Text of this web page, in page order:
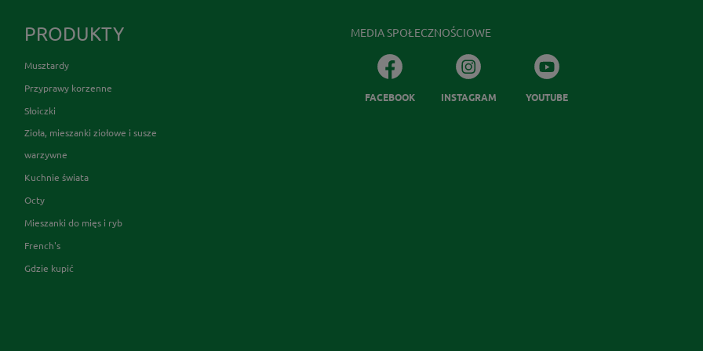
PRODUKTY
Musztardy
Przyprawy korzenne
Słoiczki
Zioła, mieszanki ziołowe i susze
warzywne
Kuchnie świata
Octy
Mieszanki do mięs i ryb
French's
Gdzie kupić
MEDIA SPOŁECZNOŚCIOWE
FACEBOOK INSTAGRAM YOUTUBE